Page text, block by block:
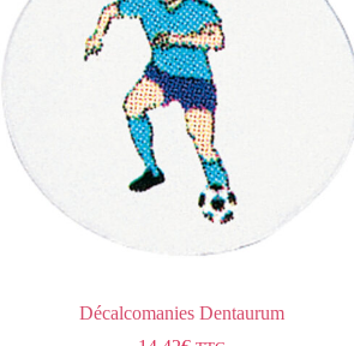
Décalcomanies Dentaurum